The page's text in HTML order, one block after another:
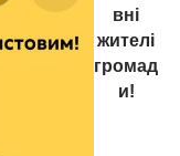
вні
жителі
громад
и!